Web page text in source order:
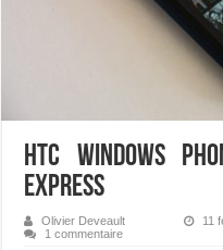
HTC Windows
express
Olivier Deveault 11
1 commentaire